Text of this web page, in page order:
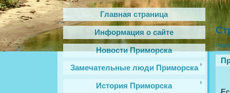
Главная страница
Информация о сайте
Новости Приморска
Замечательные люди Приморска
История Приморска